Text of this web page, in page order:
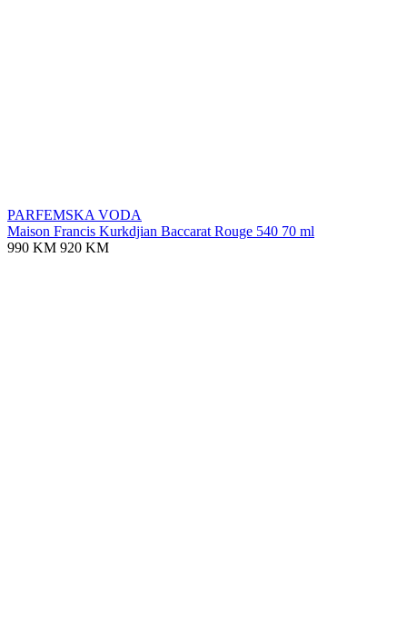
PARFEMSKA VODA
Maison Francis Kurkdjian Baccarat Rouge 540 70 ml
990 KM 920 KM